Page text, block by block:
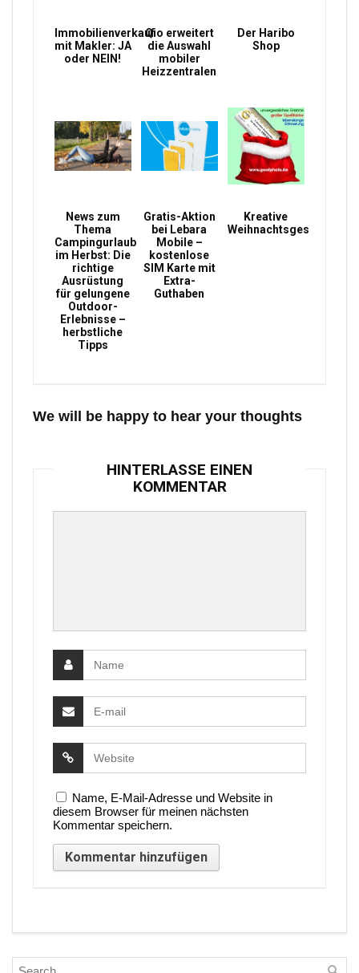
Immobilienverkauf
mit Makler: JA
oder NEIN!
Qio erweitert
die Auswahl
mobiler
Heizzentralen
Der Haribo
Shop
News zum
Thema
Campingurlaub
im Herbst: Die
richtige
Ausrüstung
für gelungene
Outdoor-
Erlebnisse –
herbstliche
Tipps
Gratis-Aktion
bei Lebara
Mobile –
kostenlose
SIM Karte mit
Extra-
Guthaben
Kreative
Weihnachtsgeschenke
We will be happy to hear your thoughts
HINTERLASSE EINEN
KOMMENTAR
Name, E-Mail-Adresse und Website in
diesem Browser für meinen nächsten
Kommentar speichern.